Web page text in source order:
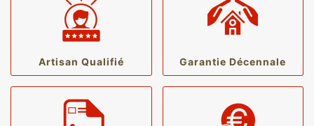
Artisan Qualifié Garantie Décennale